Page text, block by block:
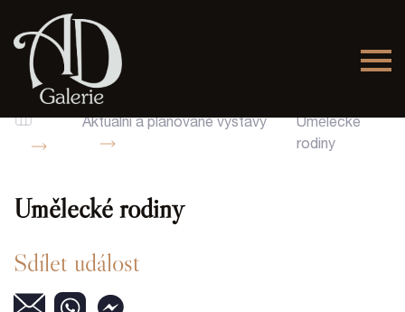
Aktuální a plánované výstavy
Umělecké
rodiny
Umělecké rodiny
Sdílet událost